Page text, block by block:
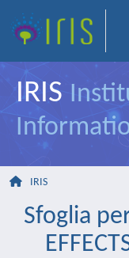
IRIS
IRIS
Sfoglia